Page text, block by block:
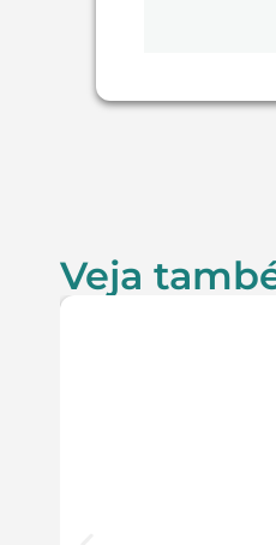
Veja